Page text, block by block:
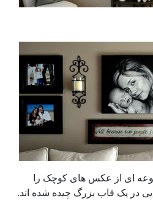
ای از عکس های کوچک را
در یک قاب بزرگ چیده شده اند.